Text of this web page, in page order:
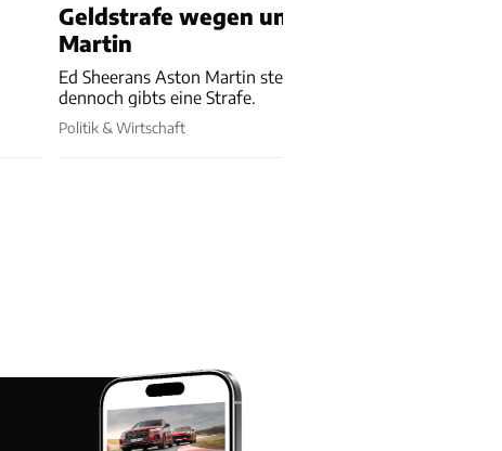
Geldstrafe wegen unversichertem Aston
Martin
Ed Sheerans Aston Martin steht in der Werkstatt und
dennoch gibts eine Strafe.
Politik & Wirtschaft